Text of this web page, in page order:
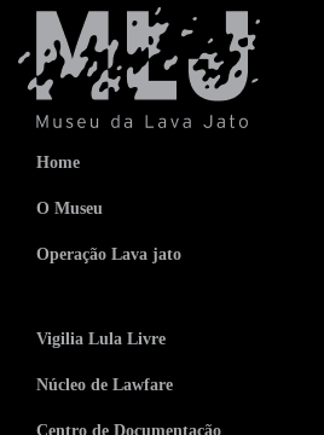
Home
O Museu
Operação Lava jato
Vigilia Lula Livre
Núcleo de Lawfare
Centro de Documentação